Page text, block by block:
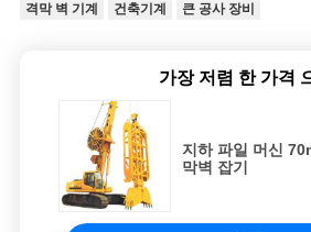
격막 벽 기계 건축기계 큰 공사 장비
가장 저렴 한 가격
지하 파일 머신
막벽 잡기